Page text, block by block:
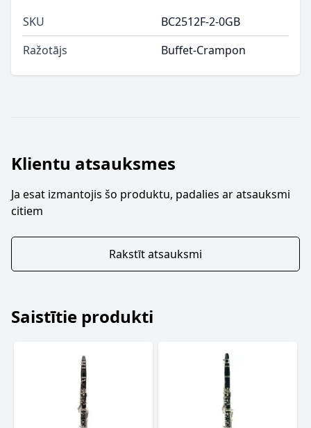
SKU
BC2512F-2-0GB
Ražotājs
Buffet-Crampon
Klientu atsauksmes
Ja esat izmantojis šo produktu, padalies ar atsauksmi
citiem
Rakstīt atsauksmi
Saistītie produkti